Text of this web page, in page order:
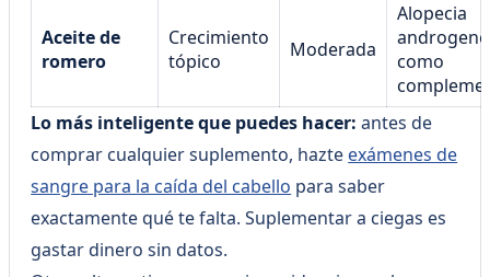
Aceite de
romero
Crecimiento
tópico
Moderada
Alopecia
como
Lo más inteligente que puedes hacer: antes de
comprar cualquier suplemento, hazte exámenes de
sangre para la caída del cabello para saber
exactamente qué te falta. Suplementar a ciegas es
gastar dinero sin datos.